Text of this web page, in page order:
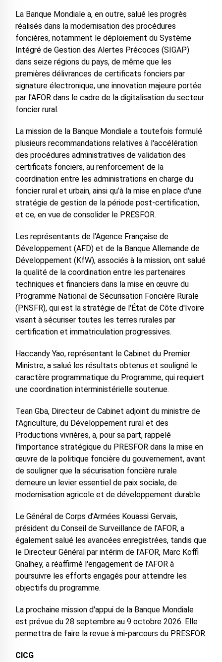
La Banque Mondiale a, en outre, salué les progrès
réalisés dans la modernisation des procédures
foncières, notamment le déploiement du Système
Intégré de Gestion des Alertes Précoces (SIGAP)
dans seize régions du pays, de même que les
premières délivrances de certificats fonciers par
signature électronique, une innovation majeure portée
par l'AFOR dans le cadre de la digitalisation du secteur
foncier rural.
La mission de la Banque Mondiale a toutefois formulé
plusieurs recommandations relatives à l'accélération
des procédures administratives de validation des
certificats fonciers, au renforcement de la
coordination entre les administrations en charge du
foncier rural et urbain, ainsi qu’à la mise en place d'une
stratégie de gestion de la période post-certification,
et ce, en vue de consolider le PRESFOR.
Les représentants de l'Agence Française de
Développement (AFD) et de la Banque Allemande de
Développement (KfW), associés à la mission, ont salué
la qualité de la coordination entre les partenaires
techniques et financiers dans la mise en œuvre du
Programme National de Sécurisation Foncière Rurale
(PNSFR), qui est la stratégie de l'État de Côte d'Ivoire
visant à sécuriser toutes les terres rurales par
certification et immatriculation progressives.
Haccandy Yao, représentant le Cabinet du Premier
Ministre, a salué les résultats obtenus et souligné le
caractère programmatique du Programme, qui requiert
une coordination interministérielle soutenue.
Tean Gba, Directeur de Cabinet adjoint du ministre de
l’Agriculture, du Développement rural et des
Productions vivrières, a, pour sa part, rappelé
l'importance stratégique du PRESFOR dans la mise en
œuvre de la politique foncière du gouvernement, avant
de souligner que la sécurisation foncière rurale
demeure un levier essentiel de paix sociale, de
modernisation agricole et de développement durable.
Le Général de Corps d’Armées Kouassi Gervais,
président du Conseil de Surveillance de l'AFOR, a
également salué les avancées enregistrées, tandis que
le Directeur Général par intérim de l'AFOR, Marc Koffi
Gnalhey, a réaffirmé l'engagement de l’AFOR à
poursuivre les efforts engagés pour atteindre les
objectifs du programme.
La prochaine mission d'appui de la Banque Mondiale
est prévue du 28 septembre au 9 octobre 2026. Elle
permettra de faire la revue à mi-parcours du PRESFOR.
CICG